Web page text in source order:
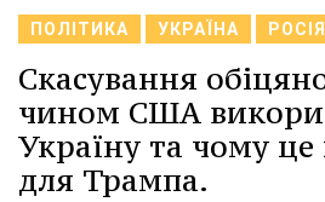
ПОЛІТИКА УКРАЇНА РОСІЯ
Скасування
чином США
Україну та чому це
для Трампа.